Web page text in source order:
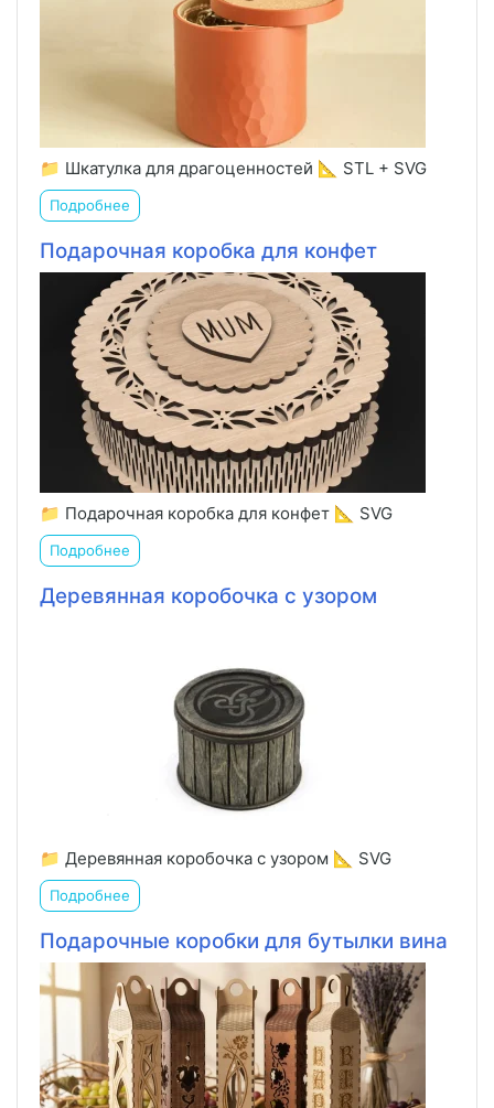
📁 Шкатулка для драгоценностей 📐 STL + SVG
Подробнее
Подарочная коробка для конфет
📁 Подарочная коробка для конфет 📐 SVG
Подробнее
Деревянная коробочка с узором
📁 Деревянная коробочка с узором 📐 SVG
Подробнее
Подарочные коробки для бутылки вина